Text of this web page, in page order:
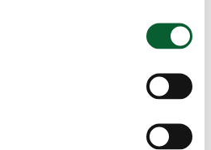
opravdovým lákadlem a může